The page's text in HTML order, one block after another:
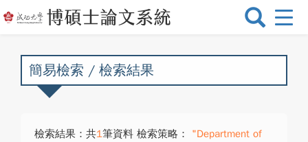
選
換
簡易檢索 / 檢索結果
檢索結果：共1筆資料 檢索策略：
"Department of